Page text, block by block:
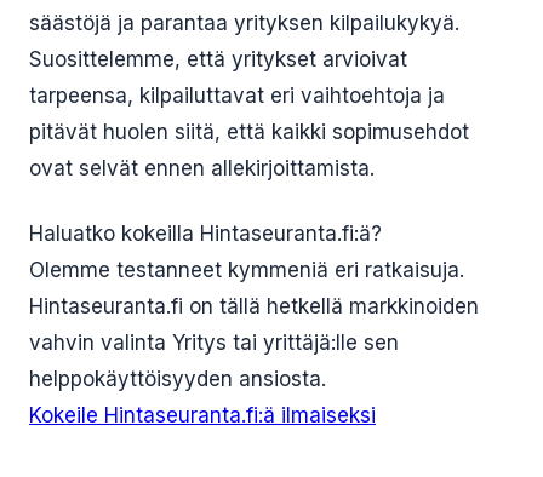
säästöjä ja parantaa yrityksen kilpailukykyä.
Suosittelemme, että yritykset arvioivat
tarpeensa, kilpailuttavat eri vaihtoehtoja ja
pitävät huolen siitä, että kaikki sopimusehdot
ovat selvät ennen allekirjoittamista.
Haluatko kokeilla Hintaseuranta.fi:ä?
Olemme testanneet kymmeniä eri ratkaisuja.
Hintaseuranta.fi on tällä hetkellä markkinoiden
vahvin valinta Yritys tai yrittäjä:lle sen
helppokäyttöisyyden ansiosta.
Kokeile Hintaseuranta.fi:ä ilmaiseksi